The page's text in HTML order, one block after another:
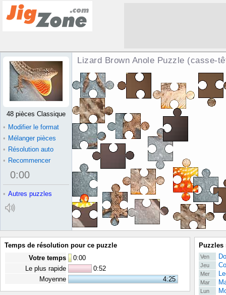
Lizard Brown Anole Puzzle (casse-
48 pièces Classique
• Modifier le format
• Mélanger pièces
• Résolution auto
• Recommencer
0:00
• Autres puzzles
Temps de résolution pour ce puzzle
Votre temps
0:00
Le plus rapide
0:52
Moyenne
4:25
Puzzles
Ven
Jeu
Mer
Mar
Lun